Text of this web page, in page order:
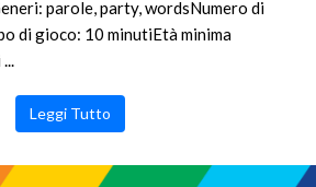
parole, party, wordsNumero di
di gioco: 10 minutiEtà minima
Leggi Tutto